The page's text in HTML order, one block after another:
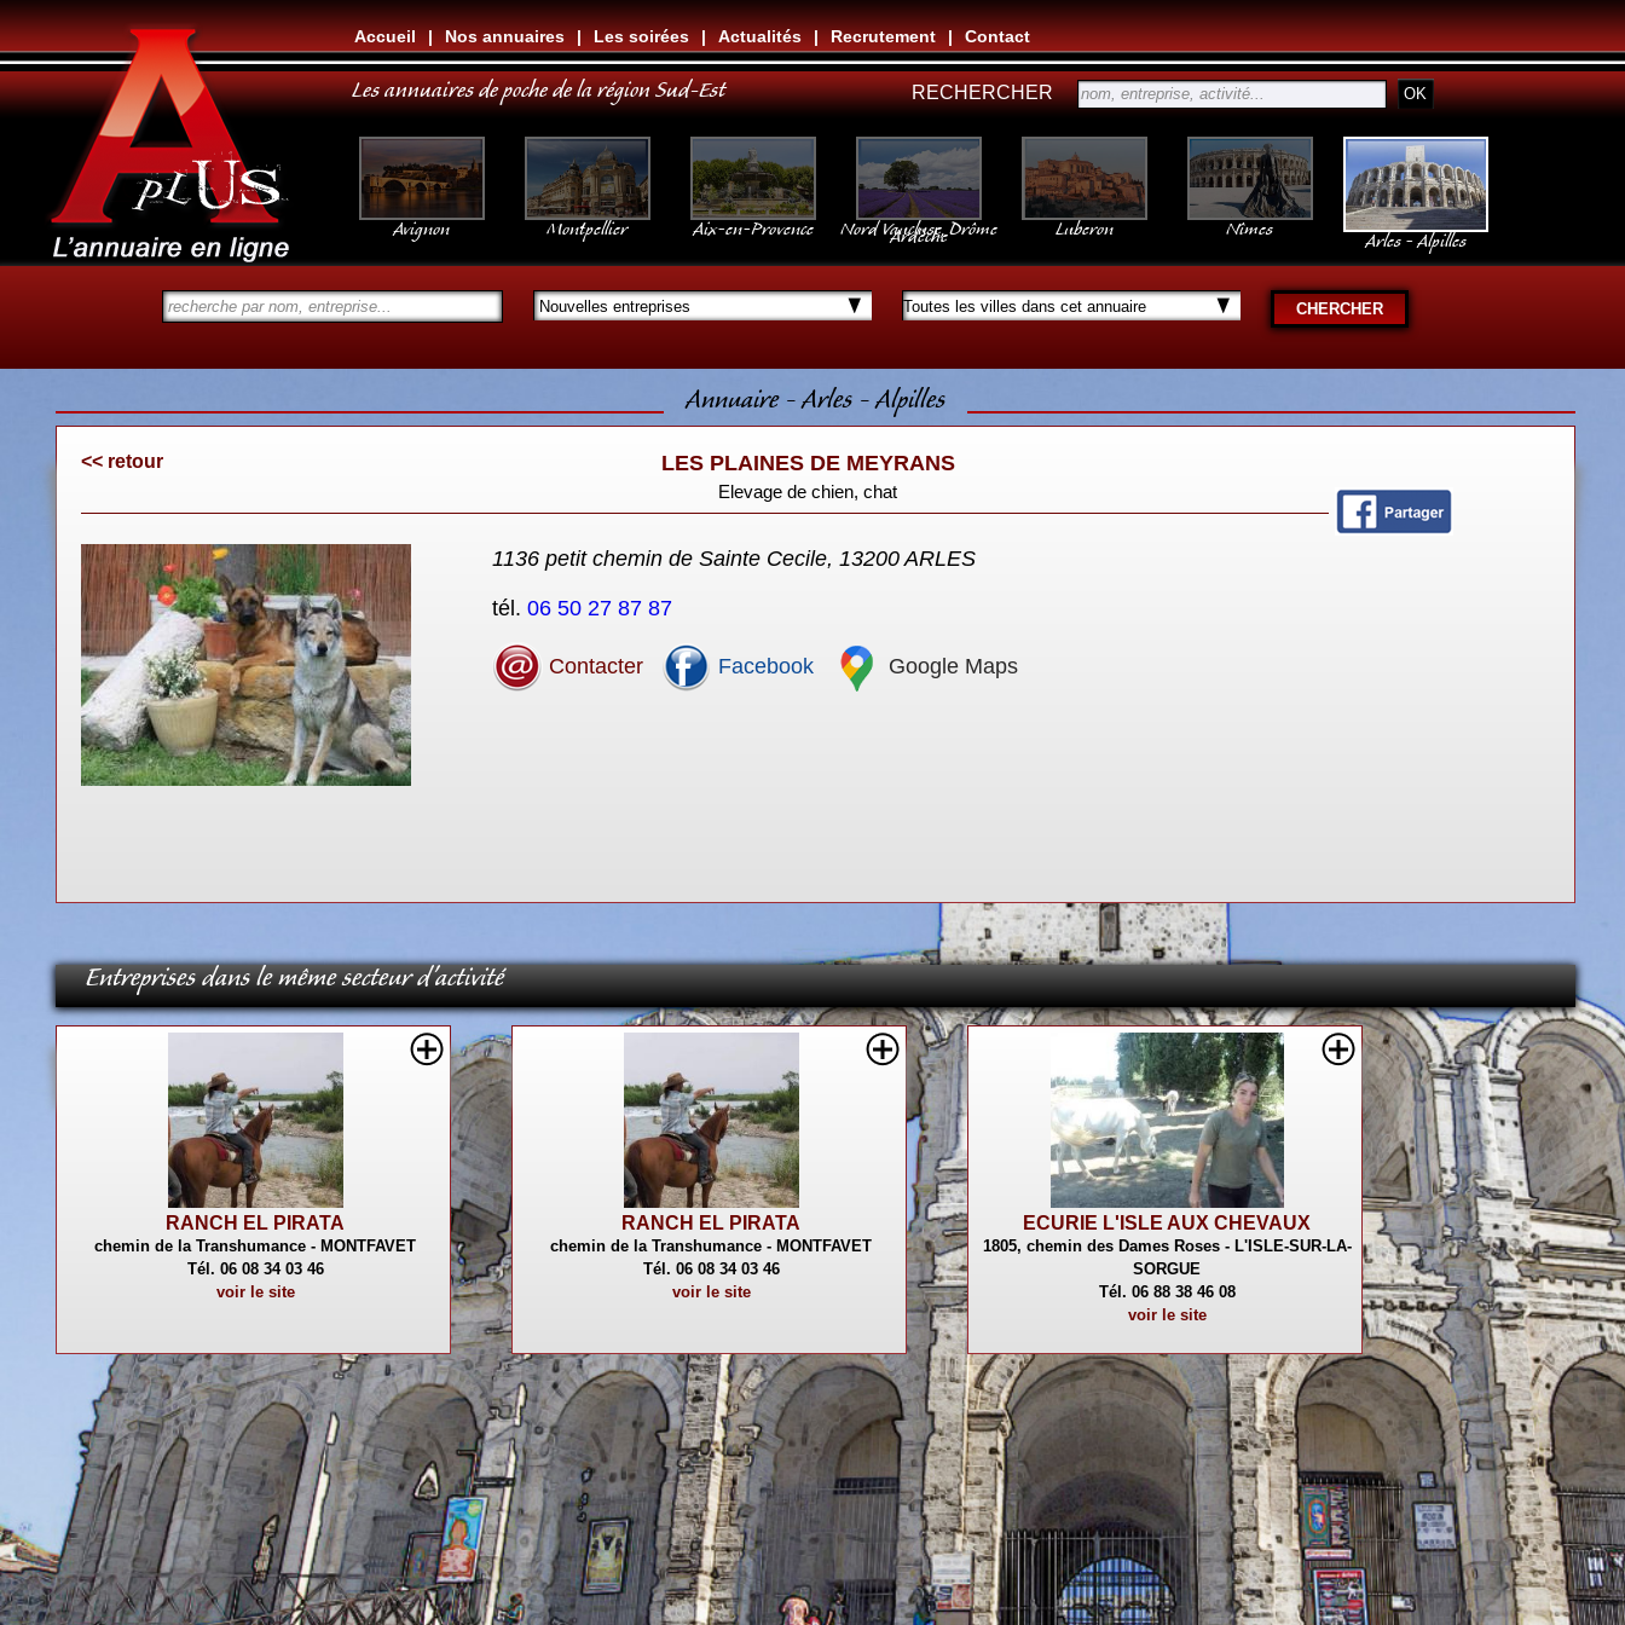
Les annuaires de poche de la région Sud-Est RECHERCHER
Accueil | Nos annuaires | Les soirées | Actualités | Recrutement | Contact
Avignon Montpellier Aix-en-Provence
Nord Vaucluse, Drôme
Ardèche
Luberon
Nîmes
Arles - Alpilles
Annuaire - Arles - Alpilles
<< retour LES PLAINES DE MEYRANS
Elevage de chien, chat
1136 petit chemin de Sainte Cecile, 13200 ARLES
tél. 06 50 27 87 87
Contacter Facebook Google Maps
Entreprises dans le même secteur d'activité
RANCH EL PIRATA
chemin de la Transhumance - MONTFAVET
Tél. 06 08 34 03 46
voir le site
RANCH EL PIRATA
chemin de la Transhumance - MONTFAVET
Tél. 06 08 34 03 46
voir le site
ECURIE L'ISLE AUX CHEVAUX
1805, chemin des Dames Roses - L'ISLE-SUR-LA-
SORGUE
Tél. 06 88 38 46 08
voir le site